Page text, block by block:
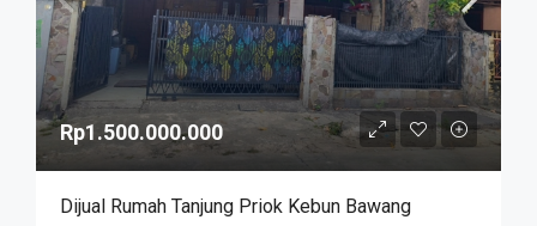
Rp1.500.000.000
Dijual Rumah Tanjung Priok Kebun Bawang